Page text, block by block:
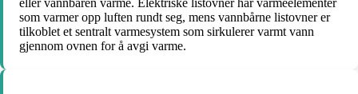
eller vannbåren varme. Elektriske listovner har varmeelementer
som varmer opp luften rundt seg, mens vannbårne listovner er
tilkoblet et sentralt varmesystem som sirkulerer varmt vann
gjennom ovnen for å avgi varme.